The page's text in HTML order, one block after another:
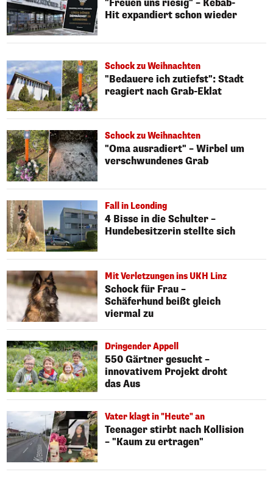
Hit expandiert schon wieder
Schock zu Weihnachten
"Bedauere ich zutiefst": Stadt
reagiert nach Grab-Eklat
Schock zu Weihnachten
"Oma ausradiert" – Wirbel um
verschwundenes Grab
Fall in Leonding
4 Bisse in die Schulter –
Hundebesitzerin stellte sich
Mit Verletzungen ins UKH Linz
Schock für Frau –
Schäferhund beißt gleich
viermal zu
Dringender Appell
550 Gärtner gesucht –
innovativem Projekt droht
das Aus
Vater klagt in "Heute" an
Teenager stirbt nach Kollision
– "Kaum zu ertragen"